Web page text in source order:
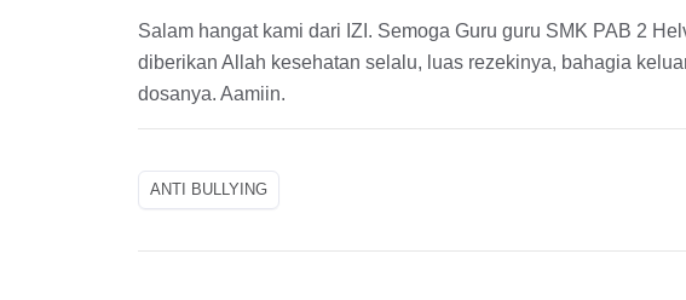
Salam hangat kami dari IZI. Semoga Guru guru SMK PAB 2
diberikan Allah kesehatan selalu, luas rezekinya, bahagia
dosanya. Aamiin.
ANTI BULLYING